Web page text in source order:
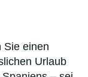
Sie einen
Urlaub